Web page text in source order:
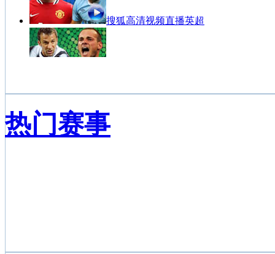
搜狐高清视频直播英超
热门赛事